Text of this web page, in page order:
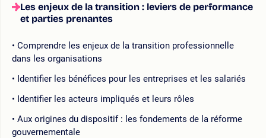
Les enjeux de la transition : leviers de performance
et parties prenantes
Comprendre les enjeux de la transition professionnelle
dans les organisations
Identifier les bénéfices pour les entreprises et les salariés
Identifier les acteurs impliqués et leurs rôles
Aux origines du dispositif : les fondements de la réforme
gouvernementale